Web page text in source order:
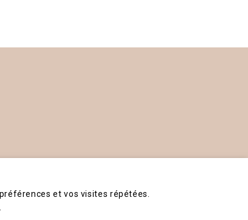
et vos visites répétées.